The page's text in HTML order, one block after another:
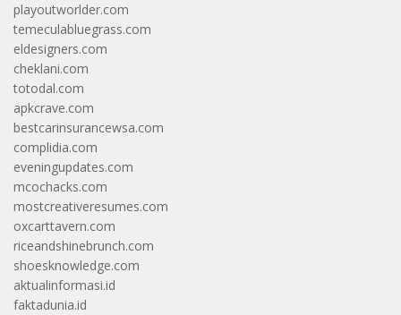
playoutworlder.com
temeculabluegrass.com
eldesigners.com
cheklani.com
totodal.com
apkcrave.com
bestcarinsurancewsa.com
complidia.com
eveningupdates.com
mcochacks.com
mostcreativeresumes.com
oxcarttavern.com
riceandshinebrunch.com
shoesknowledge.com
aktualinformasi.id
faktadunia.id